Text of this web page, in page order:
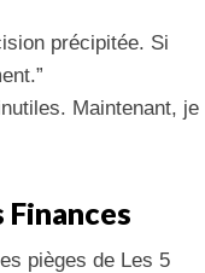
précipitée. Si
Maintenant, je
pièges de Les 5